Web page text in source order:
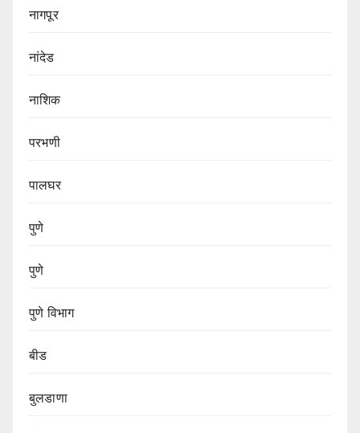
नागपूर
नांदेड
नाशिक
परभणी
पालघर
पुणे
पुणे
पुणे विभाग‌
बीड
बुलडाणा